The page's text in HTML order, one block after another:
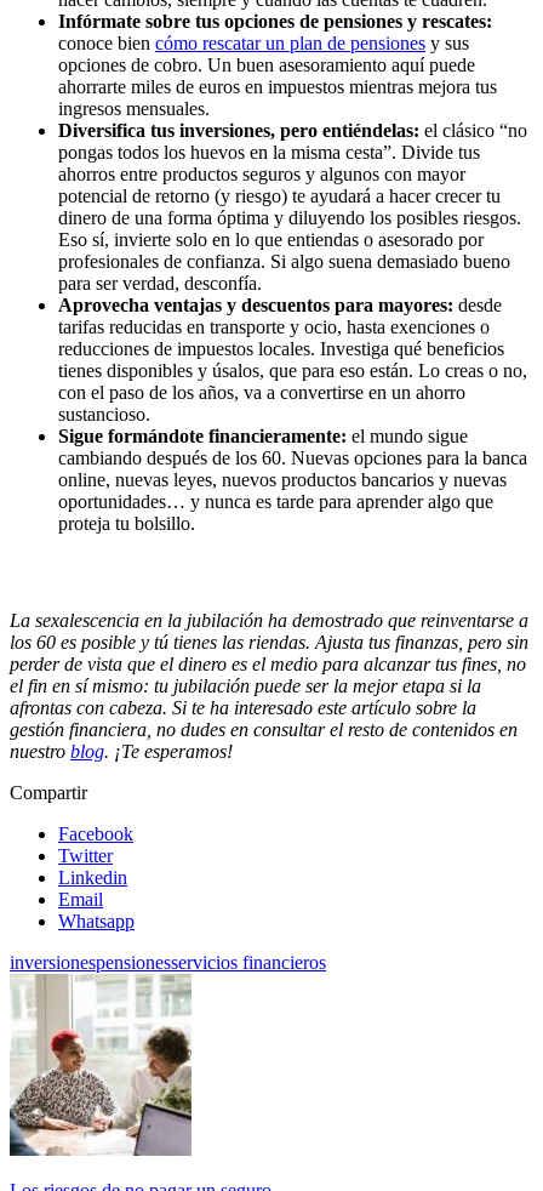
Infórmate sobre tus opciones de pensiones y rescates:
conoce bien cómo rescatar un plan de pensiones y sus
opciones de cobro. Un buen asesoramiento aquí puede
ahorrarte miles de euros en impuestos mientras mejora tus
ingresos mensuales.
Diversifica tus inversiones, pero entiéndelas: el clásico “no
pongas todos los huevos en la misma cesta”. Divide tus
ahorros entre productos seguros y algunos con mayor
potencial de retorno (y riesgo) te ayudará a hacer crecer tu
dinero de una forma óptima y diluyendo los posibles riesgos.
Eso sí, invierte solo en lo que entiendas o asesorado por
profesionales de confianza. Si algo suena demasiado bueno
para ser verdad, desconfía.
Aprovecha ventajas y descuentos para mayores: desde
tarifas reducidas en transporte y ocio, hasta exenciones o
reducciones de impuestos locales. Investiga qué beneficios
tienes disponibles y úsalos, que para eso están. Lo creas o no,
con el paso de los años, va a convertirse en un ahorro
sustancioso.
Sigue formándote financieramente: el mundo sigue
cambiando después de los 60. Nuevas opciones para la banca
online, nuevas leyes, nuevos productos bancarios y nuevas
oportunidades… y nunca es tarde para aprender algo que
proteja tu bolsillo.
La sexalescencia en la jubilación ha demostrado que reinventarse a
los 60 es posible y tú tienes las riendas. Ajusta tus finanzas, pero sin
perder de vista que el dinero es el medio para alcanzar tus fines, no
el fin en sí mismo: tu jubilación puede ser la mejor etapa si la
afrontas con cabeza. Si te ha interesado este artículo sobre la
gestión financiera, no dudes en consultar el resto de contenidos en
nuestro blog. ¡Te esperamos!
Compartir
Facebook
Twitter
Linkedin
Email
Whatsapp
inversionespensionesservicios financieros